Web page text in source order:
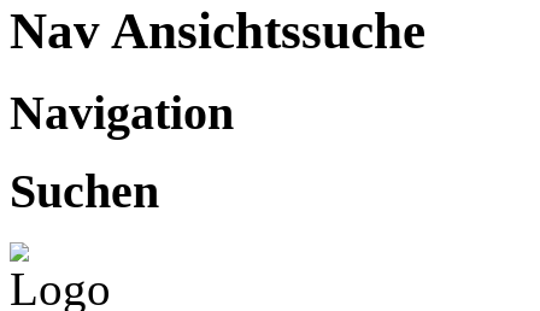
Nav Ansichtssuche
Navigation
Suchen